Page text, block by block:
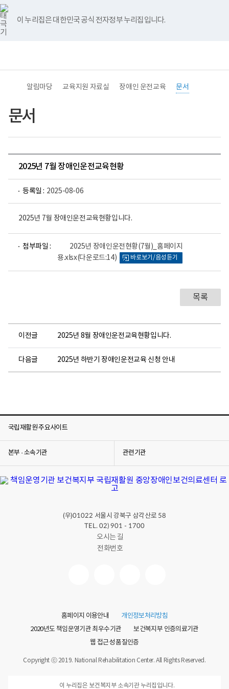
바
로
가
기
메
이 누리집은 대한민국 공식 전자정부 누리집입니다.
너
비
767px
이
하
운
기
부
립
재
활
앙
장
인
건
센
검
메
홈
알림마당 교육지원 자료실 장애인 운전교육 문서
문서
2025년 7월 장애인운전교육현황
등록일 : 2025-08-06
2025년 7월 장애인운전교육현황입니다.
첨부파일 :
2025년 장애인운전현황(7월)_홈페이지
용.xlsx(다운로드:14)
어
바로보기/음성듣기
목록
이전글 2025년 8월 장애인운전교육현황입니다.
다음글 2025년 하반기 장애인운전교육 신청 안내
국립재활원 주요사이트
본부 · 소속기관 관련기관
(우)01022 서울시 강북구 삼각산로 58
TEL. 02) 901 - 1700
오시는 길
전화번호
유
튜
브
블
로
그
인
스
타
그
램
페
이
스
북
홈페이지 이용안내
개인정보처리방침
2020년도 책임운영기관 최우수기관
보건복지부 인증의료기관
웹 접근성 품질인증
Copyright ⓒ 2019. National Rehabilitation Center. All Rights Reserved.
이 누리집은 보건복지부 소속기관 누리집입니다.